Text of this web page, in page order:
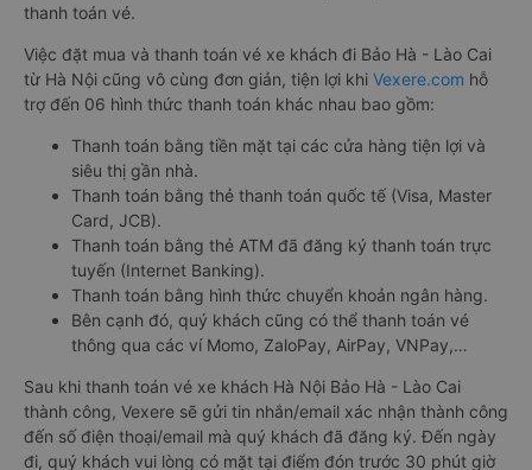
thanh toán vé.
Việc đặt mua và thanh toán vé xe khách đi Bảo Hà - Lào Cai
từ Hà Nội cũng vô cùng đơn giản, tiện lợi khi Vexere.com hỗ
trợ đến 06 hình thức thanh toán khác nhau bao gồm:
Thanh toán bằng tiền mặt tại các cửa hàng tiện lợi và
siêu thị gần nhà.
Thanh toán bằng thẻ thanh toán quốc tế (Visa, Master
Card, JCB).
Thanh toán bằng thẻ ATM đã đăng ký thanh toán trực
tuyến (Internet Banking).
Thanh toán bằng hình thức chuyển khoản ngân hàng.
Bên cạnh đó, quý khách cũng có thể thanh toán vé
thông qua các ví Momo, ZaloPay, AirPay, VNPay,…
Sau khi thanh toán vé xe khách Hà Nội Bảo Hà - Lào Cai
thành công, Vexere sẽ gửi tin nhắn/email xác nhận thành công
đến số điện thoại/email mà quý khách đã đăng ký. Đến ngày
đi, quý khách vui lòng có mặt tại điểm đón trước 30 phút giờ